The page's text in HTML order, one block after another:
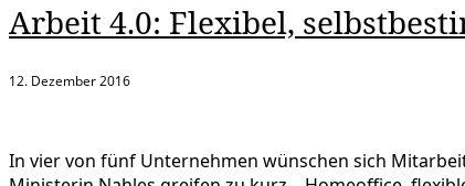
Arbeit 4.0: Flexibel,
12. Dezember 2016
In vier von fünf Unternehmen wünschen sich